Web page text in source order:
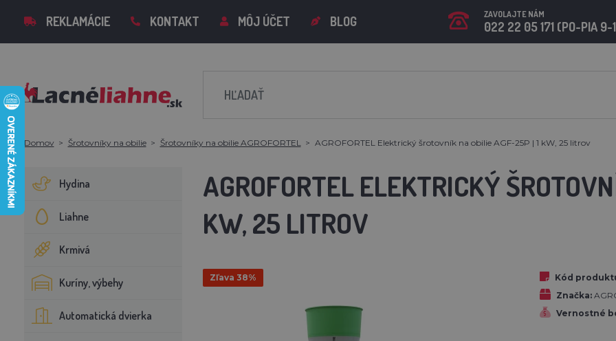
REKLAMÁCIE KONTAKT MÔJ ÚČET BLOG ZAVOLAJTE NÁM
022 22 05 171 (PO-PIA 9-
Domov Šrotovníky na obilie Šrotovníky na obilie AGROFORTEL AGROFORTEL Elektrický šrotovník na obilie AGF-25P | 1 kW, 25 litrov
Hydina
Liahne
Krmivá
Kuríny, výbehy
Automatická dvierka
AGROFORTEL ELEKTRICKÝ
KW, 25 LITROV
Zľava 38% Kód
Značka:
Vernostné